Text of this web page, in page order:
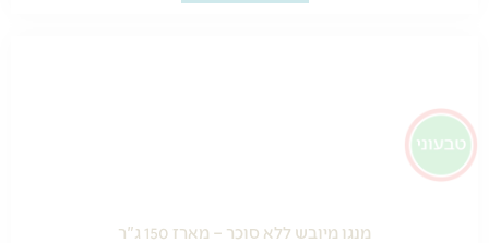
מנגו מיובש ללא סוכר – מארז 150 ג"ר